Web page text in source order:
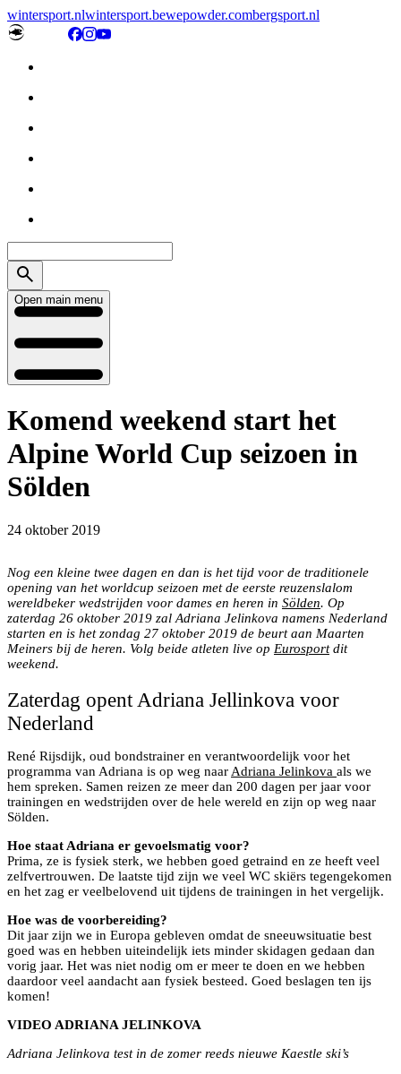
wintersport.nlwintersport.bewepowder.combergsport.nl
Open main menu
Komend weekend start het
Alpine World Cup seizoen in
Sölden
24 oktober 2019
Nog een kleine twee dagen en dan is het tijd voor de traditionele
opening van het worldcup seizoen met de eerste reuzenslalom
wereldbeker wedstrijden voor dames en heren in Sölden. Op
zaterdag 26 oktober 2019 zal Adriana Jelinkova namens Nederland
starten en is het zondag 27 oktober 2019 de beurt aan Maarten
Meiners bij de heren. Volg beide atleten live op Eurosportdit
weekend.
Zaterdag opent Adriana Jellinkova voor
Nederland
René Rijsdijk, oud bondstrainer en verantwoordelijk voor het
programma van Adriana is op weg naar Adriana Jelinkova als we
hem spreken. Samen reizen ze meer dan 200 dagen per jaar voor
trainingen en wedstrijden over de hele wereld en zijn op weg naar
Sölden.
Hoe staat Adriana er gevoelsmatig voor?
Prima, ze is fysiek sterk, we hebben goed getraind en ze heeft veel
zelfvertrouwen. De laatste tijd zijn we veel WC skiërs tegengekomen
en het zag er veelbelovend uit tijdens de trainingen in het vergelijk.
Hoe was de voorbereiding?
Dit jaar zijn we in Europa gebleven omdat de sneeuwsituatie best
goed was en hebben uiteindelijk iets minder skidagen gedaan dan
vorig jaar. Het was niet nodig om er meer te doen en we hebben
daardoor veel aandacht aan fysiek besteed. Goed beslagen ten ijs
komen!
VIDEO ADRIANA JELINKOVA
Adriana Jelinkova test in de zomer reeds nieuwe Kaestle ski’s